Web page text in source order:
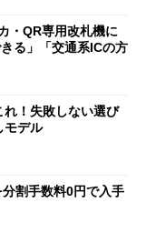
・QR専用改札機に
る」「交通系ICの方
れ！失敗しない選び
モデル
割手数料0円で入手